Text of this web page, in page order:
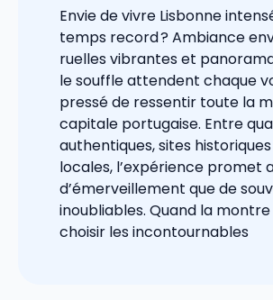
Envie de vivre Lisbonne
temps record ? Ambiance
ruelles vibrantes et
le souffle attendent chaque
pressé de ressentir toute la
capitale portugaise. Entre
authentiques, sites
locales, l’expérience promet
d’émerveillement que de
inoubliables. Quand la
choisir les incontournables